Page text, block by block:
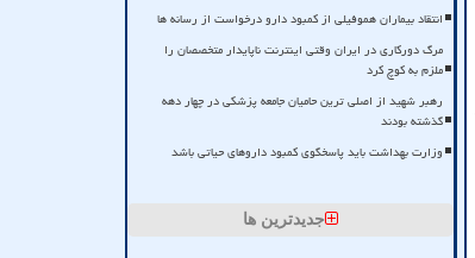
انتقاد بیماران هموفیلی از کمبود دارو درخواست از رسانه ها
مرگ دورکاری در ایران وقتی اینترنت ناپایدار متخصصان را
ملزم به کوچ کرد
رهبر شهید از اصلی ترین حامیان جامعه پزشکی در چهار دهه
گذشته بودند
وزارت بهداشت باید پاسخگوی کمبود داروهای حیاتی باشد
جدیدترین ها